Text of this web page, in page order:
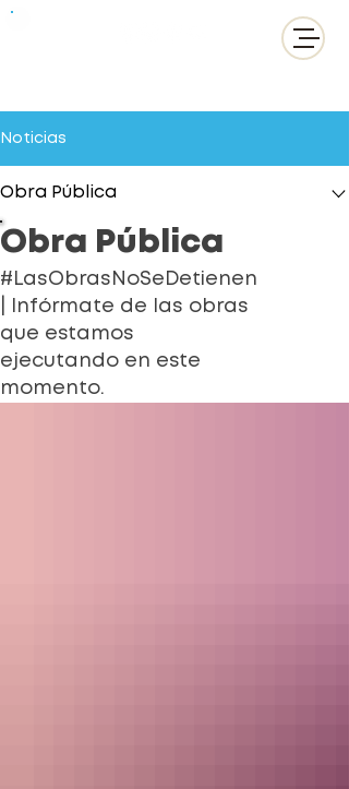
Noticias
Obra Pública
Obra Pública
#LasObrasNoSeDetienen
| Infórmate de las obras
que estamos
ejecutando en este
momento.